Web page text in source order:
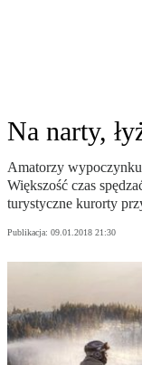
Na narty,
Amatorzy
Większość czas
turystyczne kurorty
Publikacja: 09.01.2018 21:30